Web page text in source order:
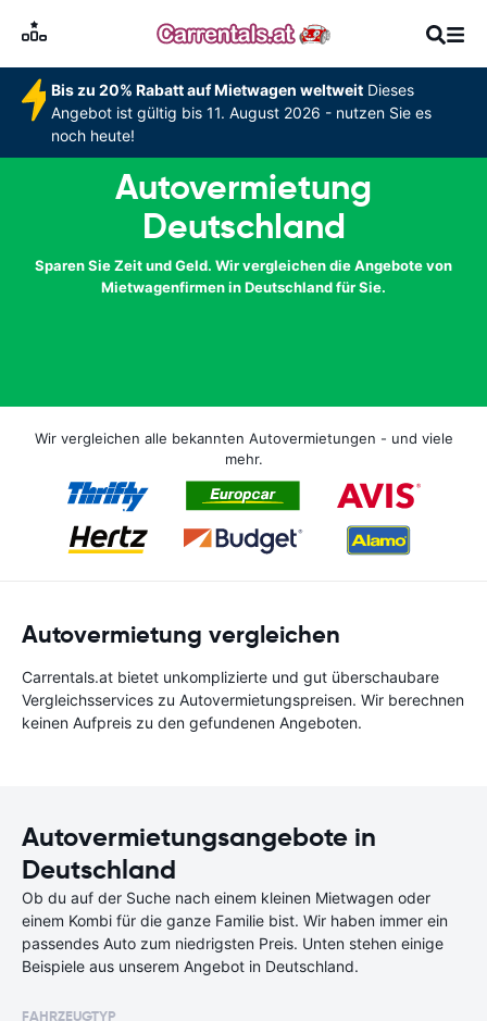
Bis zu 20% Rabatt auf Mietwagen weltweitDieses
Angebot ist gültig bis 11. August 2026 - nutzen Sie es
noch heute!
Autovermietung
Deutschland
Sparen Sie Zeit und Geld. Wir vergleichen die Angebote von
Mietwagenfirmen in Deutschland für Sie.
Wir vergleichen alle bekannten Autovermietungen - und viele
mehr.
Autovermietung vergleichen
Carrentals.at bietet unkomplizierte und gut überschaubare
Vergleichsservices zu Autovermietungspreisen. Wir berechnen
keinen Aufpreis zu den gefundenen Angeboten.
Autovermietungsangebote in
Deutschland
Ob du auf der Suche nach einem kleinen Mietwagen oder
einem Kombi für die ganze Familie bist. Wir haben immer ein
passendes Auto zum niedrigsten Preis. Unten stehen einige
Beispiele aus unserem Angebot in Deutschland.
FAHRZEUGTYP